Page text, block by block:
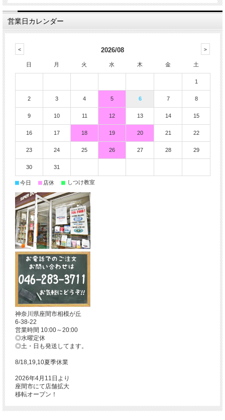
営業日カレンダー
2026/08
日 月 火 水 木 金 土
1
2 3 4 5 6 7 8
9 10 11 12 13 14 15
16 17 18 19 20 21 22
23 24 25 26 27 28 29
30 31
■今日 ■ 店休 ■ しつけ教室
神奈川県座間市相模が丘
6-38-22
営業時間 10:00～20:00
◎水曜定休
◎土・日も発送してます。
8/18,19,10夏季休業
2026年4月11日より
座間市にて店舗拡大
移転オープン！